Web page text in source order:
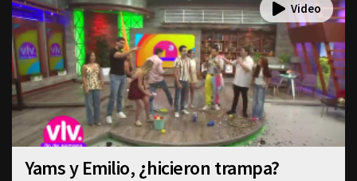
Yams y Emilio, ¿hicieron trampa?